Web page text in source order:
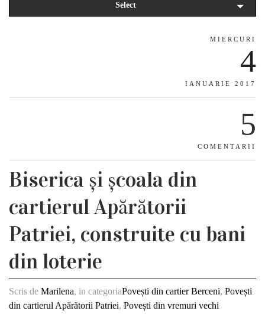
Select
MIERCURI
4
IANUARIE 2017
5
COMENTARII
Biserica și școala din
cartierul Apărătorii
Patriei, construite cu bani
din loterie
Scris de Marilena, in categoriaPovești din cartier Berceni, Povești
din cartierul Apărătorii Patriei, Povești din vremuri vechi